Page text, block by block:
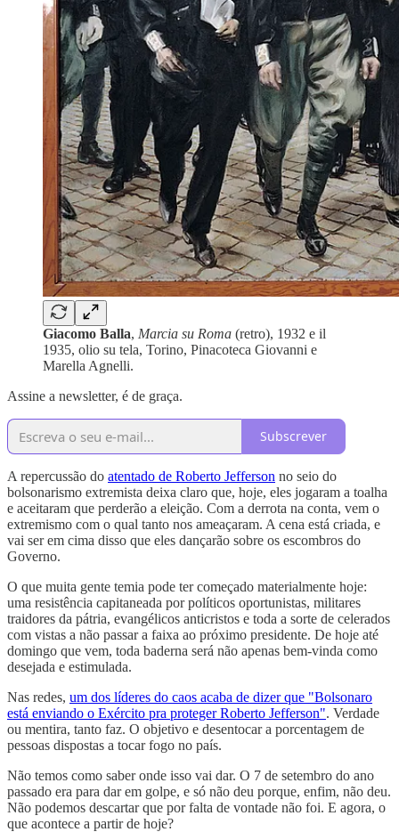
Giacomo Balla, Marcia su Roma (retro), 1932 e il
1935, olio su tela, Torino, Pinacoteca Giovanni e
Marella Agnelli.
Assine a newsletter, é de graça.
Subscrever
A repercussão do atentado de Roberto Jefferson no seio do
bolsonarismo extremista deixa claro que, hoje, eles jogaram a toalha
e aceitaram que perderão a eleição. Com a derrota na conta, vem o
extremismo com o qual tanto nos ameaçaram. A cena está criada, e
vai ser em cima disso que eles dançarão sobre os escombros do
Governo.
O que muita gente temia pode ter começado materialmente hoje:
uma resistência capitaneada por políticos oportunistas, militares
traidores da pátria, evangélicos anticristos e toda a sorte de celerados
com vistas a não passar a faixa ao próximo presidente. De hoje até
domingo que vem, toda baderna será não apenas bem-vinda como
desejada e estimulada.
Nas redes, um dos líderes do caos acaba de dizer que "Bolsonaro
está enviando o Exército pra proteger Roberto Jefferson". Verdade
ou mentira, tanto faz. O objetivo e desentocar a porcentagem de
pessoas dispostas a tocar fogo no país.
Não temos como saber onde isso vai dar. O 7 de setembro do ano
passado era para dar em golpe, e só não deu porque, enfim, não deu.
Não podemos descartar que por falta de vontade não foi. E agora, o
que acontece a partir de hoje?